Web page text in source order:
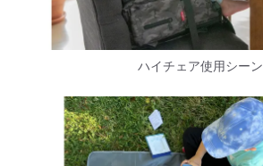
ハイチェア使用シーン